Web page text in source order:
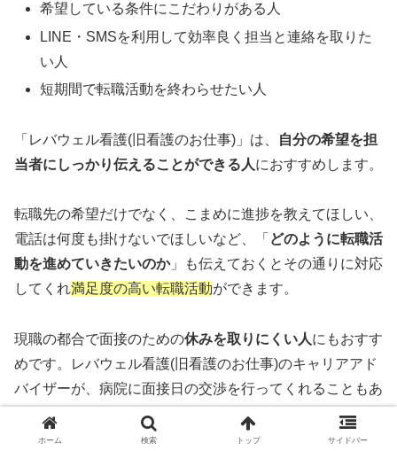
希望している条件にこだわりがある人
LINE・SMSを利用して効率良く担当と連絡を取りた
い人
短期間で転職活動を終わらせたい人
「レバウェル看護(旧看護のお仕事)」は、
自分の希望を担
当者にしっかり伝えることができる人におすすめします。
転職先の希望だけでなく、こまめに進捗を教えてほしい、
電話は何度も掛けないでほしいなど、「 どのように転職活
動を進めていきたいのか」も伝えておくとその通りに対応
してくれ満足度の高い転職活動ができます。
現職の都合で面接のための休みを取りにくい人にもおすす
めです。レバウェル看護(旧看護のお仕事)のキャリアアド
バイザーが、病院に面接日の交渉を行ってくれることもあ
るようです。
ホーム 検索 トップ サイドバー